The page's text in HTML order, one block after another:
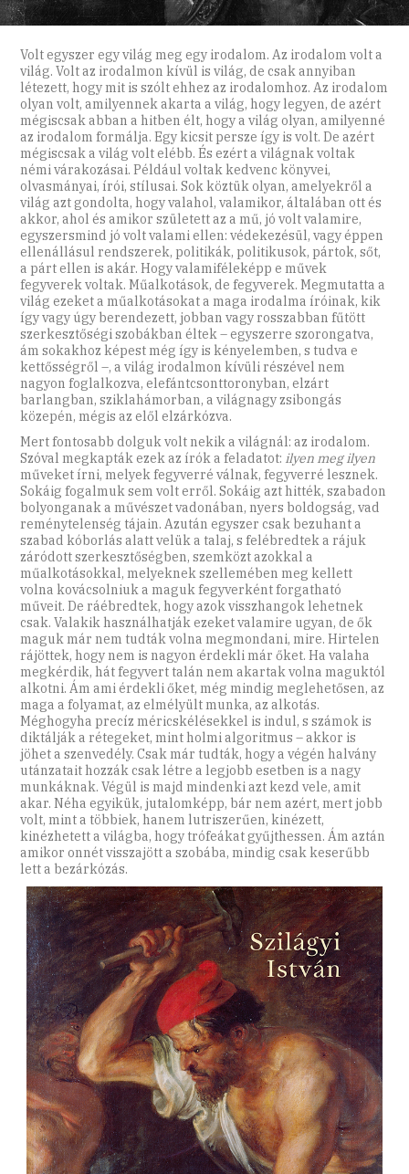
Volt egyszer egy világ meg egy irodalom. Az irodalom volt a
világ. Volt az irodalmon kívül is világ, de csak annyiban
létezett, hogy mit is szólt ehhez az irodalomhoz. Az irodalom
olyan volt, amilyennek akarta a világ, hogy legyen, de azért
mégiscsak abban a hitben élt, hogy a világ olyan, amilyenné
az irodalom formálja. Egy kicsit persze így is volt. De azért
mégiscsak a világ volt elébb. És ezért a világnak voltak
némi várakozásai. Például voltak kedvenc könyvei,
olvasmányai, írói, stílusai. Sok köztük olyan, amelyekről a
világ azt gondolta, hogy valahol, valamikor, általában ott és
akkor, ahol és amikor született az a mű, jó volt valamire,
egyszersmind jó volt valami ellen: védekezésül, vagy éppen
ellenállásul rendszerek, politikák, politikusok, pártok, sőt,
a párt ellen is akár. Hogy valamiféleképp e művek
fegyverek voltak. Műalkotások, de fegyverek. Megmutatta a
világ ezeket a műalkotásokat a maga irodalma íróinak, kik
így vagy úgy berendezett, jobban vagy rosszabban fűtött
szerkesztőségi szobákban éltek – egyszerre szorongatva,
ám sokakhoz képest még így is kényelemben, s tudva e
kettősségről –, a világ irodalmon kívüli részével nem
nagyon foglalkozva, elefántcsonttoronyban, elzárt
barlangban, sziklahámorban, a világnagy zsibongás
közepén, mégis az elől elzárkózva.
Mert fontosabb dolguk volt nekik a világnál: az irodalom.
Szóval megkapták ezek az írók a feladatot: ilyen meg ilyen
műveket írni, melyek fegyverré válnak, fegyverré lesznek.
Sokáig fogalmuk sem volt erről. Sokáig azt hitték, szabadon
bolyonganak a művészet vadonában, nyers boldogság, vad
reménytelenség tájain. Azután egyszer csak bezuhant a
szabad kóborlás alatt velük a talaj, s felébredtek a rájuk
záródott szerkesztőségben, szemközt azokkal a
műalkotásokkal, melyeknek szellemében meg kellett
volna kovácsolniuk a maguk fegyverként forgatható
műveit. De ráébredtek, hogy azok visszhangok lehetnek
csak. Valakik használhatják ezeket valamire ugyan, de ők
maguk már nem tudták volna megmondani, mire. Hirtelen
rájöttek, hogy nem is nagyon érdekli már őket. Ha valaha
megkérdik, hát fegyvert talán nem akartak volna maguktól
alkotni. Ám ami érdekli őket, még mindig meglehetősen, az
maga a folyamat, az elmélyült munka, az alkotás.
Méghogyha precíz méricskélésekkel is indul, s számok is
diktálják a rétegeket, mint holmi algoritmus – akkor is
jöhet a szenvedély. Csak már tudták, hogy a végén halvány
utánzatait hozzák csak létre a legjobb esetben is a nagy
munkáknak. Végül is majd mindenki azt kezd vele, amit
akar. Néha egyikük, jutalomképp, bár nem azért, mert jobb
volt, mint a többiek, hanem lutriszerűen, kinézett,
kinézhetett a világba, hogy trófeákat gyűjthessen. Ám aztán
amikor onnét visszajött a szobába, mindig csak keserűbb
lett a bezárkózás.